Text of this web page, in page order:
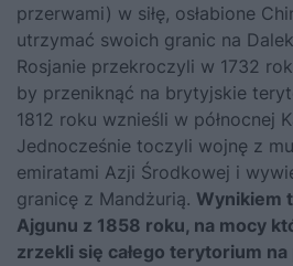
przerwami) w siłę, osłabione
utrzymać swoich granic na
Rosjanie przekroczyli w 1732
by przeniknąć na brytyjskie
1812 roku wznieśli w północnej
Jednocześnie toczyli wojnę z
emiratami Azji Środkowej i
granicę z Mandżurią. Wynikiem
Ajgunu z 1858 roku, na mocy
zrzekli się całego terytorium na